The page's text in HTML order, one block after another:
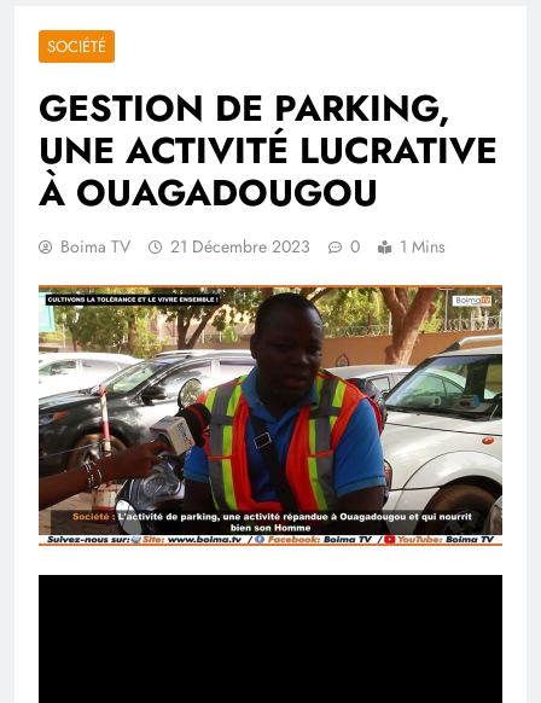
SOCIÉTÉ
GESTION DE PARKING,
UNE ACTIVITÉ LUCRATIVE
À OUAGADOUGOU
Boima TV 21 Décembre 2023 0 1 Mins